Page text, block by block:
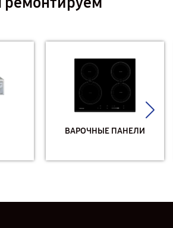
ВАРОЧНЫЕ ПАНЕЛИ